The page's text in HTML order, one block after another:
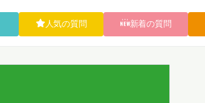
人気の質問 新着の質問